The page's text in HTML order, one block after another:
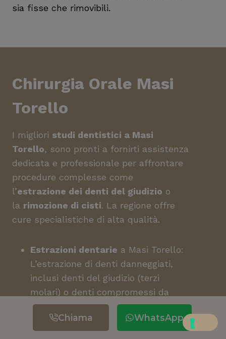
sia fisse che rimovibili.
Chirurgia Orale Masi
Torello
I migliori studi dentistici a Masi
Torello, sono pronti a fornirti assistenza
dedicata e professionale per affrontare
procedure complesse come
l’estrazione dei denti del giudizio o
la rimozione di cisti. La regione offre
cure specialistiche di alta qualità.
Estrazioni dentarie a Masi Torello:
L’estrazione di denti danneggiati,
inclusi denti del giudizio (terzi
molari) o denti compromessi da
carie, infezioni o lesioni.
Chirurgia di implantologia dentale
L’installazione di impianti dentali
Chiama WhatsApp